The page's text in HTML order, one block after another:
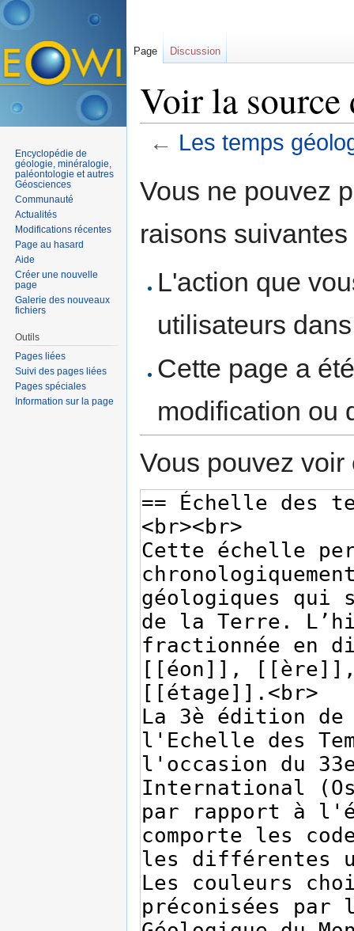
Voir la source
← Les temps
Vous ne pouvez
raisons suivantes
L'action que
utilisateurs
Cette page a
modification ou
Vous pouvez
Page Discussion
Encyclopédie de
géologie, minéralogie,
paléontologie et autres
Géosciences
Communauté
Actualités
Modifications récentes
Page au hasard
Aide
Créer une nouvelle
page
Galerie des nouveaux
fichiers
Outils
Pages liées
Suivi des pages liées
Pages spéciales
Information sur la page